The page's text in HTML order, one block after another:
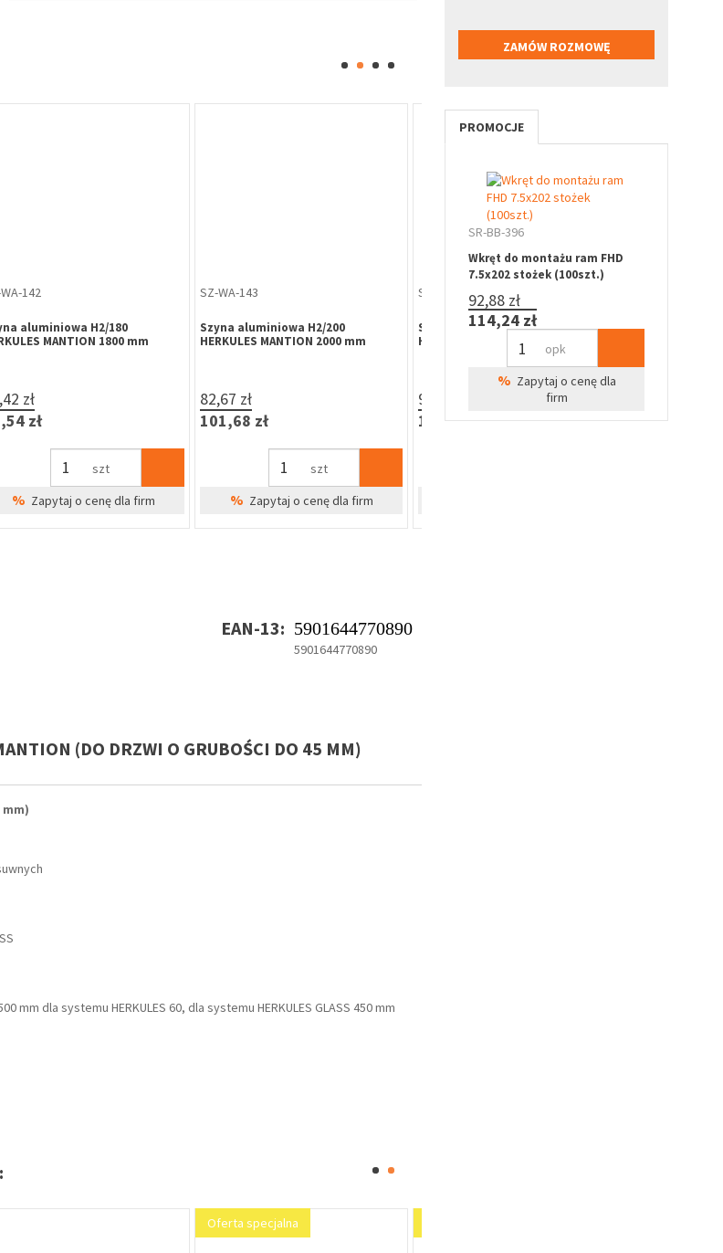
WA-104
złączek HERKULES
HS60 do 1 skrzydła drzwi
zł
zł
kpl
%Zapytaj o cenę dla firm
SZ-WA-115
Komplet złączek HERKULES
MANTION HS120 do 1 skrzydła drzwi
92,59 zł
113,89 zł
kpl
%Zapytaj o cenę dla firm
SZ-WA-155
Mechanizm jednoczesnego
przesuwu 2 drzwi SYMETRIC do
systemu HERKULES MANTION
109,77 zł
137,39 zł
EAN-13: 5901644770890
5901644770890
(DO DRZWI O GRUBOŚCI DO 45 MM)
mm)
dla systemu HERKULES 60, dla systemu HERKULES GLASS 450 mm
PROMOCJE
SR-BB-396
Wkręt do montażu ram FHD
7.5x202 stożek (100szt.)
92,88 zł
114,24 zł
opk
% Zapytaj o cenę dla
firm